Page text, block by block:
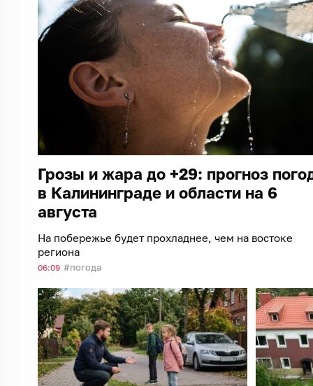
Грозы и жара до +29: прогноз
в Калининграде и области на 6
августа
На побережье будет прохладнее, чем на востоке
региона
06:09 погода